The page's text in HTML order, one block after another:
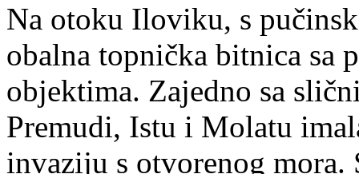
Na otoku Iloviku, s
obalna topnička bitnica sa
objektima. Zajedno sa
Premudi, Istu i Molatu
invaziju s otvorenog mora.